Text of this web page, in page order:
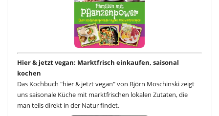
Hier & jetzt vegan: Marktfrisch einkaufen, saisonal
kochen
Das Kochbuch "hier & jetzt vegan" von Björn Moschinski zeigt
uns saisonale Küche mit marktfrischen lokalen Zutaten, die
man teils direkt in der Natur findet.